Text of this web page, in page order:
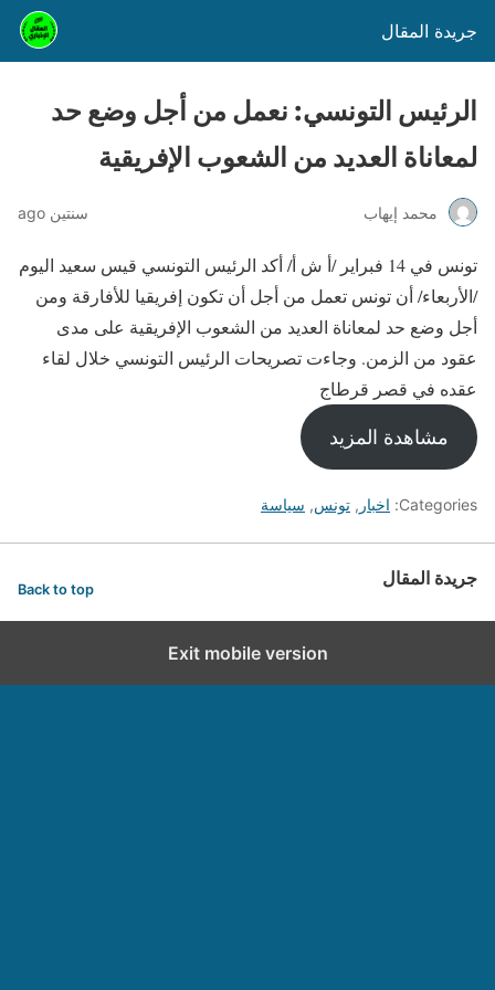
جريدة المقال
الرئيس التونسي: نعمل من أجل وضع حد
لمعاناة العديد من الشعوب الإفريقية
محمد إيهاب سنتين ago
تونس في 14 فبراير /أ ش أ/ أكد الرئيس التونسي قيس سعيد اليوم
/الأربعاء/ أن تونس تعمل من أجل أن تكون إفريقيا للأفارقة ومن
أجل وضع حد لمعاناة العديد من الشعوب الإفريقية على مدى
عقود من الزمن. وجاءت تصريحات الرئيس التونسي خلال لقاء
عقده في قصر قرطاج
مشاهدة المزيد
Categories: اخبار , تونس, سياسة
جريدة المقال Back to top
Exit mobile version